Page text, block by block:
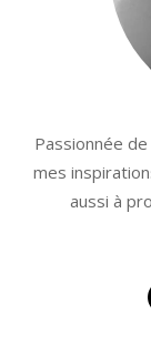
Passionnée
mes
aussi à